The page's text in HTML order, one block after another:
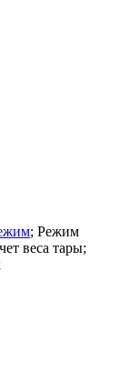
; Режим
веса тары;